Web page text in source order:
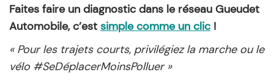
Faites faire un diagnostic dans le réseau Gueudet
Automobile, c’est simple comme un clic!
« Pour les trajets courts, privilégiez la marche ou le
vélo #SeDéplacerMoinsPolluer »